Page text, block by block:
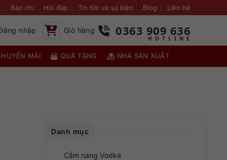
Báo chí Hỏi đáp Tin tức và sự kiện Blog Liên hệ
nhập Giỏ hàng 0363 909 636
MÃI QUÀ TẶNG NHÀ SẢN XUẤT
Danh mục
Cẩm nang Vodka